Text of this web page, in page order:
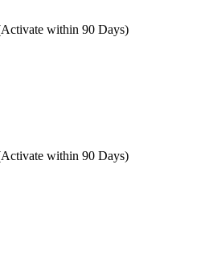
within 90 Days)
within 90 Days)